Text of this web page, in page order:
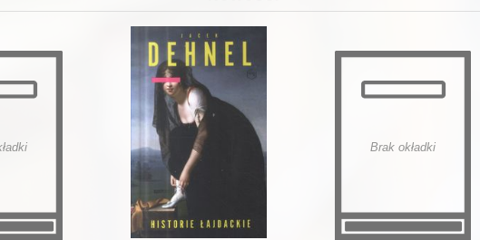
Brak okładki